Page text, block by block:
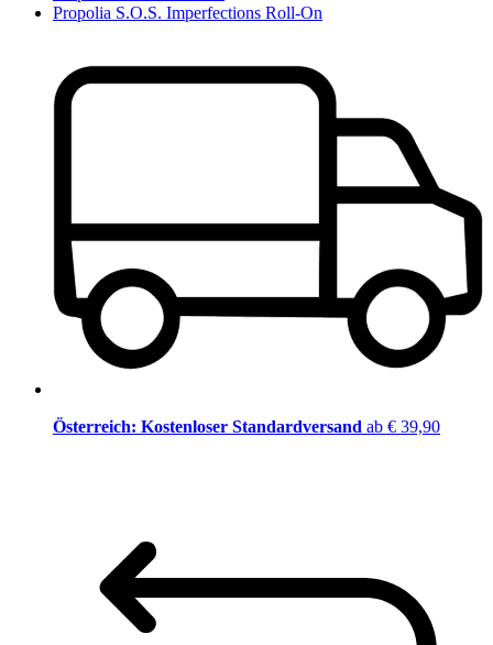
Propolia S.O.S. Imperfections Roll-On
Österreich: Kostenloser Standardversand ab € 39,90